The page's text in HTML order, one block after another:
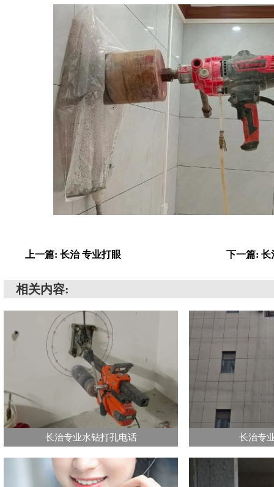
上一篇: 长治 专业打眼 下一篇: 长
相关内容:
长治专业水钻打孔电话 长治专